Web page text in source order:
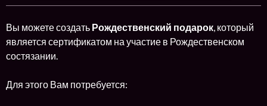
Вы можете создать Рождественский подарок, который
является сертификатом на участие в Рождественском
состязании.
Для этого Вам потребуется: